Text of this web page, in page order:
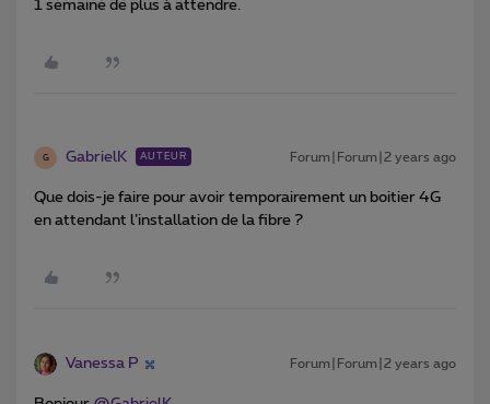
1 semaine de plus à attendre.
G GabrielK AUTEUR Forum|Forum|2 years ago
Que dois-je faire pour avoir temporairement un boitier 4G
en attendant l’installation de la fibre ?
Vanessa P Forum|Forum|2 years ago